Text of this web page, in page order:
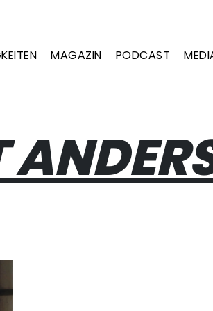
MAGAZIN PODCAST